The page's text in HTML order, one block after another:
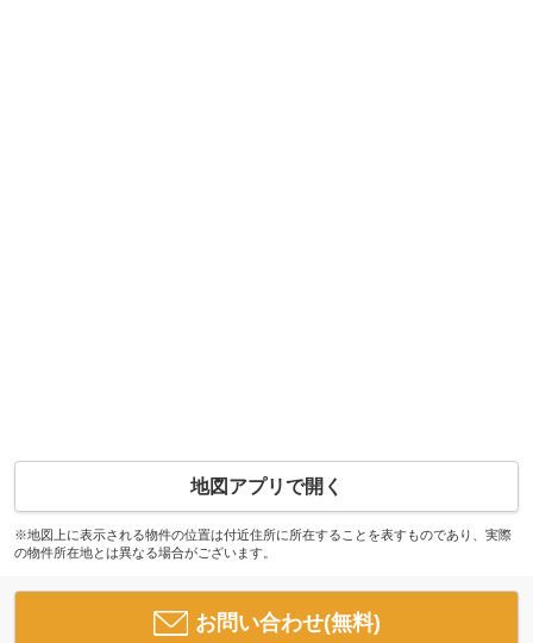
地図アプリで開く
※地図上に表示される物件の位置は付近住所に所在することを表すものであり、実際
の物件所在地とは異なる場合がございます。
お問い合わせ(無料)